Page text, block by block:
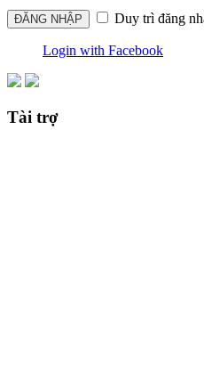
Duy trì đăng
Login with Facebook
Tài trợ